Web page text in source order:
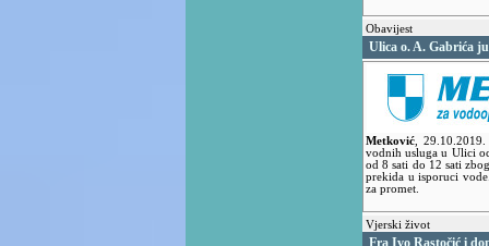
Obavijest
Ulica o. A. Gabrića
Metković
vodnih usluga u Ulici
od 8 sati do 12 sati
prekida u isporuci
za promet.
Vjerski život
Fra Ivo Rastočić i